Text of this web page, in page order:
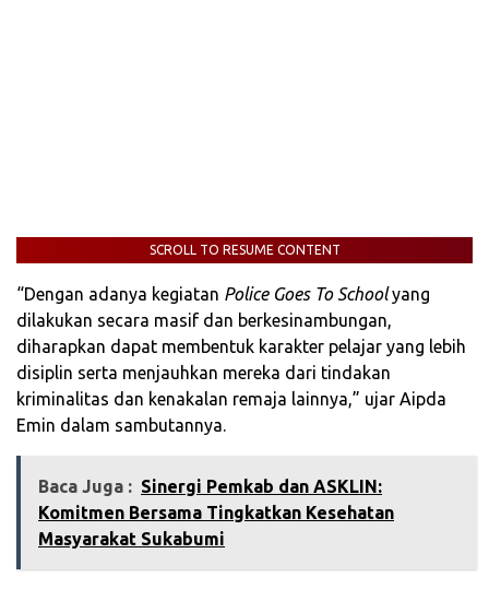
SCROLL TO RESUME CONTENT
“Dengan adanya kegiatan Police Goes To Schoolyang
dilakukan secara masif dan berkesinambungan,
diharapkan dapat membentuk karakter pelajar yang lebih
disiplin serta menjauhkan mereka dari tindakan
kriminalitas dan kenakalan remaja lainnya,” ujar Aipda
Emin dalam sambutannya.
Baca Juga : ‎Sinergi Pemkab dan ASKLIN:
Komitmen Bersama Tingkatkan Kesehatan
Masyarakat Sukabumi